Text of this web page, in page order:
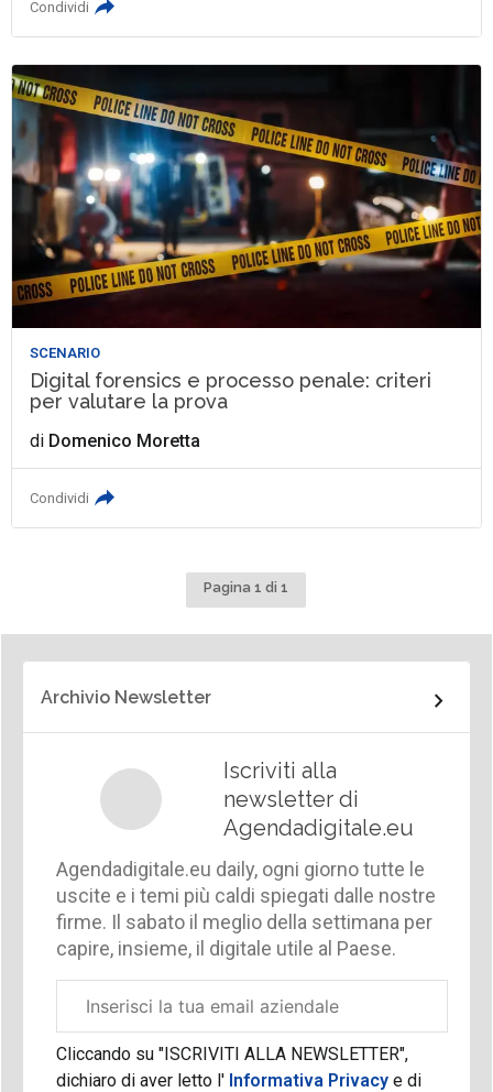
Condividi
SCENARIO
Digital forensics e processo penale: criteri
per valutare la prova
di Domenico Moretta
Condividi
Pagina 1 di 1
Archivio Newsletter
Iscriviti alla
newsletter di
Agendadigitale.eu
Agendadigitale.eu daily, ogni giorno tutte le
uscite e i temi più caldi spiegati dalle nostre
firme. Il sabato il meglio della settimana per
capire, insieme, il digitale utile al Paese.
aziendale
Cliccando su "ISCRIVITI ALLA NEWSLETTER",
dichiaro di aver letto l'Informativa Privacy e di